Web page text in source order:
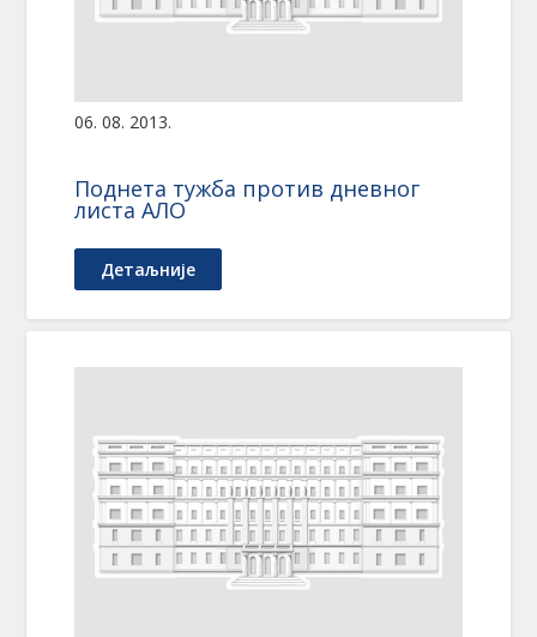
06. 08. 2013.
Поднета тужба против дневног
листа АЛО
Детаљније